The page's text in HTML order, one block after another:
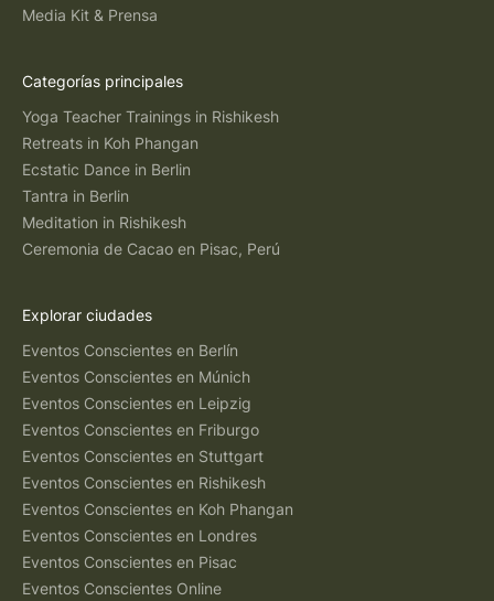
Media Kit & Prensa
Categorías principales
Yoga Teacher Trainings in Rishikesh
Retreats in Koh Phangan
Ecstatic Dance in Berlin
Tantra in Berlin
Meditation in Rishikesh
Ceremonia de Cacao en Pisac, Perú
Explorar ciudades
Eventos Conscientes en Berlín
Eventos Conscientes en Múnich
Eventos Conscientes en Leipzig
Eventos Conscientes en Friburgo
Eventos Conscientes en Stuttgart
Eventos Conscientes en Rishikesh
Eventos Conscientes en Koh Phangan
Eventos Conscientes en Londres
Eventos Conscientes en Pisac
Eventos Conscientes Online